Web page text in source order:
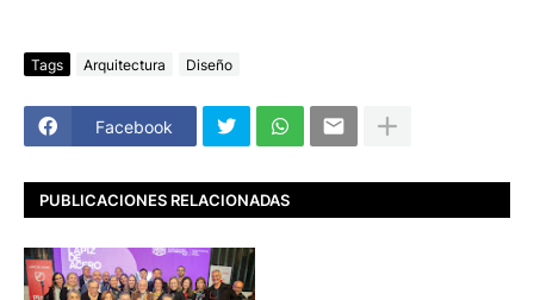
Tags Arquitectura Diseño
Facebook
PUBLICACIONES RELACIONADAS